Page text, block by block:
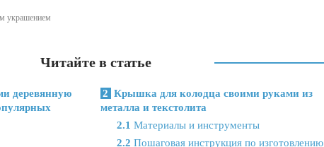
украшением
Читайте в статье
деревянную
2 Крышка для колодца своими руками из
металла и текстолита
2.1 Материалы и инструменты
2.2 Пошаговая инструкция по изготовлению